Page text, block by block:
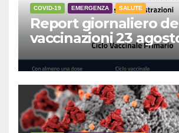
COVID-19 EMERGENZA SALUTE
Report giornaliero
vaccinazioni 23